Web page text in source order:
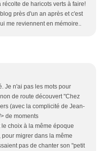
de haricots verts à faire!
près d'un an après et c'est
me reviennent en mémoire..
Je n'ai pas les mots pour
de route découvert "Chez
(avec la complicité de Jean-
de moments
choix à la même époque
migrer dans la même
pas de chanter son "petit